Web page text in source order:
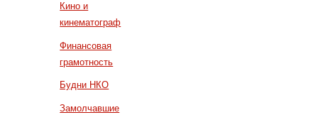
Кино и
кинематограф
Финансовая
грамотность
Будни НКО
Замолчавшие